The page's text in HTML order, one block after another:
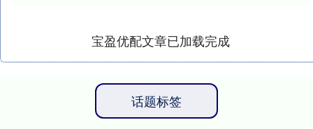
宝盈优配文章已加载完成
话题标签